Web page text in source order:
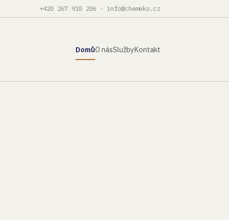
+420 267 910 206 · info@chemeko.cz
DomůO násSlužbyKontakt